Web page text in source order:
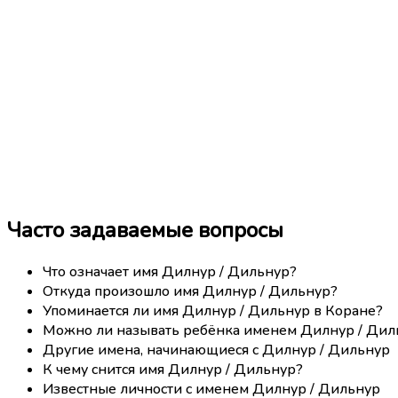
Часто задаваемые вопросы
Что означает имя Дилнур / Дильнур?
Откуда произошло имя Дилнур / Дильнур?
Упоминается ли имя Дилнур / Дильнур в Коране?
Можно ли называть ребёнка именем Дилнур /
Другие имена, начинающиеся с Дилнур / Дильнур
К чему снится имя Дилнур / Дильнур?
Известные личности с именем Дилнур / Дильнур